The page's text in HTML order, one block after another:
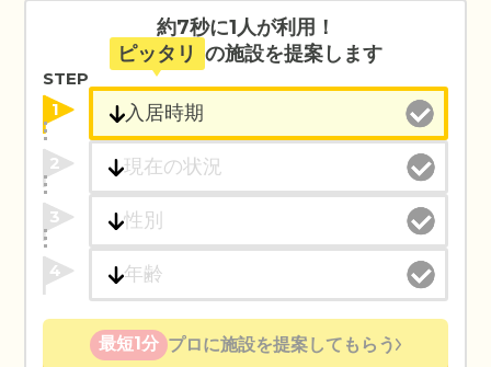
約7秒に1人が利用！
ピッタリ の施設を提案します
STEP
1
2
3
4
最短1分 プロに施設を提案してもらう